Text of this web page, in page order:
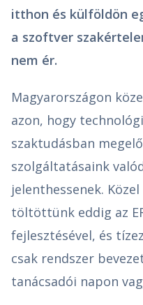
itthon és külföldön
a szoftver
nem ér.
Magyarországon
azon, hogy
szaktudásban
szolgáltatásaink
jelenthessenek.
töltöttünk eddig az
fejlesztésével, és
csak rendszer
tanácsadói napon